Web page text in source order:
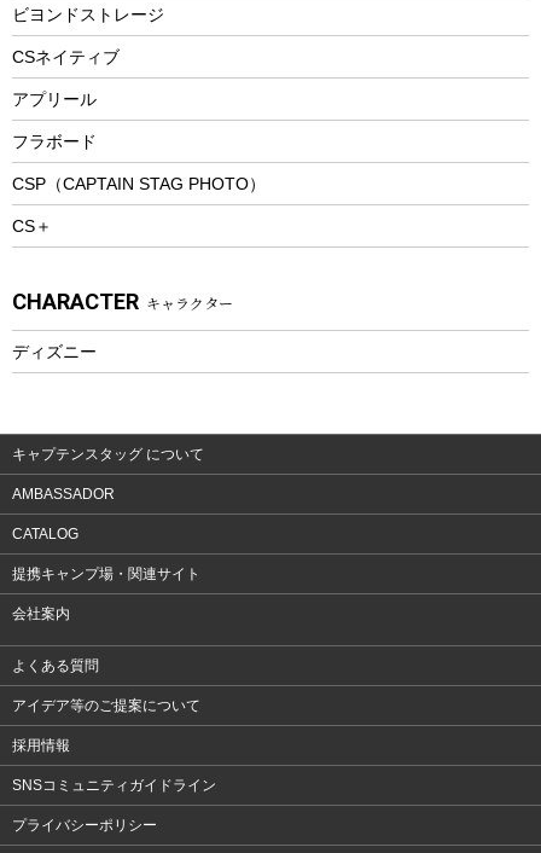
防寒ウェア
トレッキング
トレッキングステッキ
トレッキングアクセサリー
プレイグッズ
ウェルネス
ウェア、タオル
フィットネス
ウェア
ビヨンドストレージ
CSネイティブ
アプリール
フラボード
CSP（CAPTAIN STAG PHOTO）
CS＋
CHARACTER キャラクター
ディズニー
キャプテンスタッグ について
AMBASSADOR
CATALOG
提携キャンプ場・関連サイト
会社案内
よくある質問
アイデア等のご提案について
採用情報
SNSコミュニティガイドライン
プライバシーポリシー